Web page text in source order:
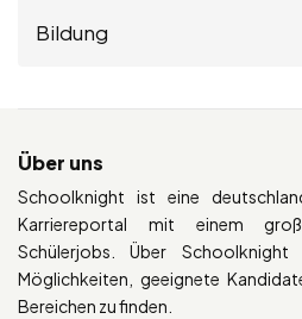
Bildung
Über uns
Schoolknight ist eine
Karriereportal mit einem
Schülerjobs. Über
Möglichkeiten, geeignete
Bereichen zu finden.